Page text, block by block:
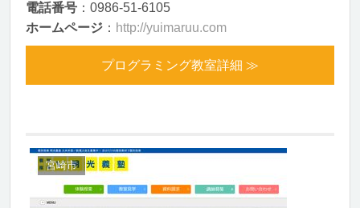
電話番号 ：0986-51-6105
ホームページ ： http://yuimaruu.com
プログラミング教室詳細 ≫
宮崎市